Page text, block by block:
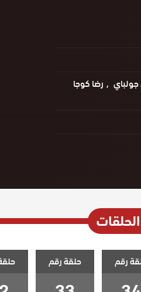
جولباي
رضا كوجا
الحلقات
رقم حلقة رقم